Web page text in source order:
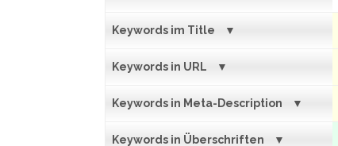
Keywords im Title
Keywords in URL
Keywords in Meta-Description
Keywords in Überschriften